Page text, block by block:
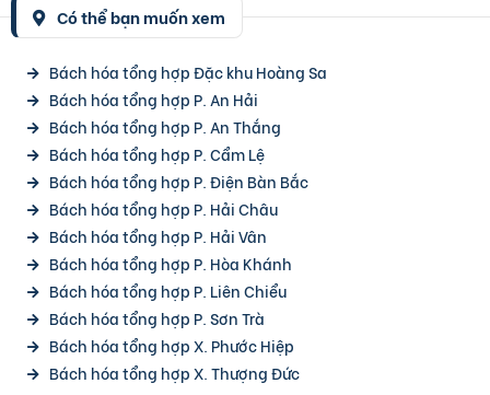
Có thể bạn muốn xem
Bách hóa tổng hợp Đặc khu Hoàng Sa
Bách hóa tổng hợp P. An Hải
Bách hóa tổng hợp P. An Thắng
Bách hóa tổng hợp P. Cẩm Lệ
Bách hóa tổng hợp P. Điện Bàn Bắc
Bách hóa tổng hợp P. Hải Châu
Bách hóa tổng hợp P. Hải Vân
Bách hóa tổng hợp P. Hòa Khánh
Bách hóa tổng hợp P. Liên Chiểu
Bách hóa tổng hợp P. Sơn Trà
Bách hóa tổng hợp X. Phước Hiệp
Bách hóa tổng hợp X. Thượng Đức